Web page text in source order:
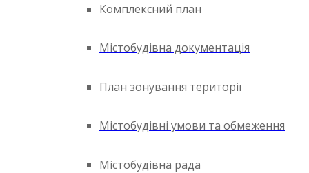
Комплексний план
Містобудівна документація
План зонування території
Містобудівні умови та обмеження
Містобудівна рада